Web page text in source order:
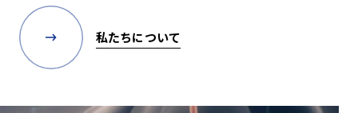
私たちについて